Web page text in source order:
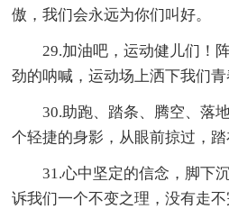
傲，我们会永远为你们叫好。
29.加油吧，运动健儿们！
劲的呐喊，运动场上洒下我们青
30.助跑、踏条、腾空、落
个轻捷的身影，从眼前掠过，踏
31.心中坚定的信念，脚下
诉我们一个不变之理，没有走